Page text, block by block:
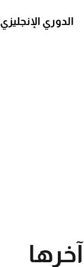
الدوري الإنجليزي